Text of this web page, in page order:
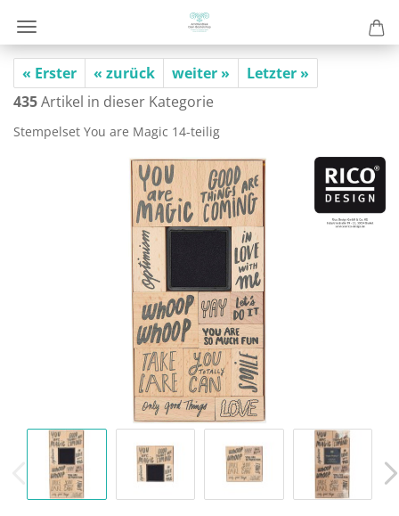
« Erster « zurück weiter »
Letzter »
435Artikel in dieser Kategorie
Stem­pel­set You are Magic 14-​teilig